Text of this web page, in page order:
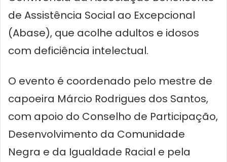
de Assistência Social ao Excepcional
(Abase), que acolhe adultos e idosos
com deficiência intelectual.
O evento é coordenado pelo mestre de
capoeira Márcio Rodrigues dos Santos,
com apoio do Conselho de Participação,
Desenvolvimento da Comunidade
Negra e da Igualdade Racial e pela